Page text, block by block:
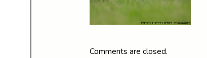
Comments are closed.